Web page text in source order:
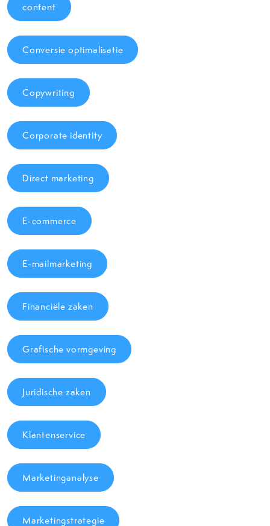
content
Conversie optimalisatie
Copywriting
Corporate identity
Direct marketing
E-commerce
E-mailmarketing
Financiële zaken
Grafische vormgeving
Juridische zaken
Klantenservice
Marketinganalyse
Marketingstrategie